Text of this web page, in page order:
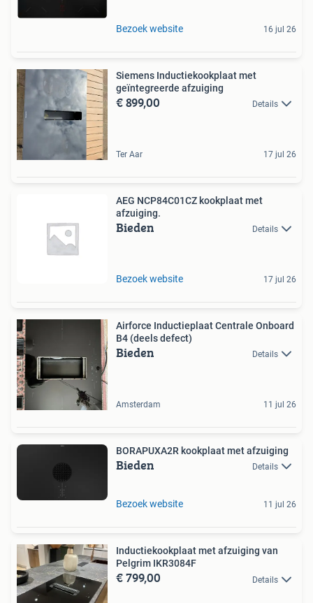
Bezoek website 16 jul 26
Siemens Inductiekookplaat met
geïntegreerde afzuiging
€ 899,00 Details
Ter Aar 17 jul 26
AEG NCP84C01CZ kookplaat met
afzuiging.
Bieden Details
Bezoek website 17 jul 26
Airforce Inductieplaat Centrale Onboard
B4 (deels defect)
Bieden Details
Amsterdam 11 jul 26
BORAPUXA2R kookplaat met afzuiging
Bieden Details
Bezoek website 11 jul 26
Inductiekookplaat met afzuiging van
Pelgrim IKR3084F
€ 799,00 Details